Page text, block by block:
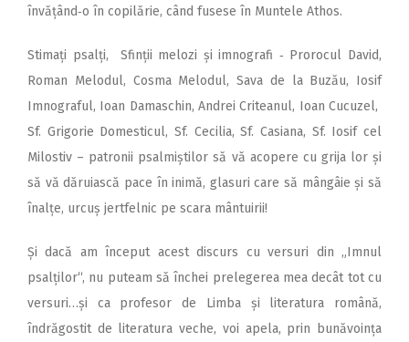
învățând‑o în copilărie, când fusese în Muntele Athos.
Stimați psalți, Sfinții melozi și imnografi ‑ Prorocul David,
Roman Melodul, Cosma Melodul, Sava de la Buzău, Iosif
Imnograful, Ioan Damaschin, Andrei Criteanul, Ioan Cucuzel,
Sf. Grigorie Domesticul, Sf. Cecilia, Sf. Casiana, Sf. Iosif cel
Milostiv – patronii psalmiștilor să vă acopere cu grija lor și
să vă dăruiască pace în inimă, glasuri care să mângâie și să
înalțe, urcuș jertfelnic pe scara mântuirii!
Și dacă am început acest dis­curs cu versuri din „Imnul
psalților“, nu puteam să închei prelegerea mea decât tot cu
versuri…și ca profesor de Limba și literatura română,
îndrăgostit de literatura veche, voi apela, prin bunăvoința